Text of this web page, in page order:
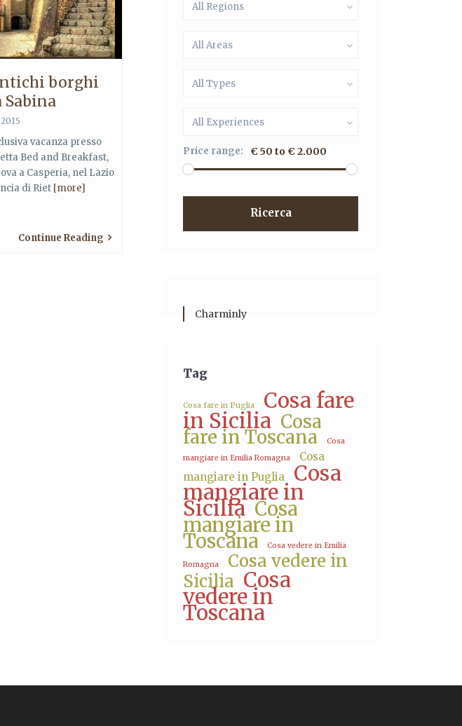
borghi
Sabina
vacanza presso
Bed and Breakfast,
a Casperia, nel Lazio
di Riet [more]
Continue Reading
All Regions
All Areas
All Types
All Experiences
Price range: € 50 to € 2.000
Ricerca
Charminly
Tag
Cosa fare in Puglia Cosa fare
in Sicilia Cosa
fare in Toscana
Cosa
mangiare in Emilia Romagna
Cosa
mangiare in Puglia
Cosa
mangiare in
Sicilia Cosa
mangiare in
Toscana Cosa vedere in Emilia
Romagna
Cosa vedere in
Sicilia Cosa
vedere in
Toscana